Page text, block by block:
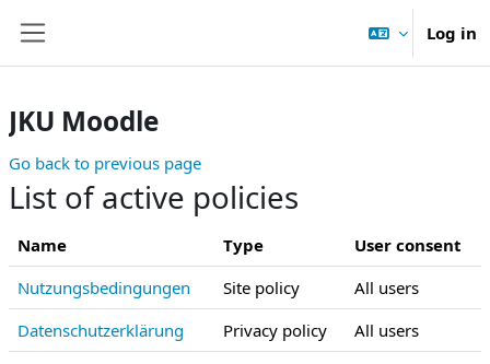
Log in
JKU Moodle
Go back to previous page
List of active policies
Name Type
User consent
Nutzungsbedingungen
Site policy
All users
Datenschutzerklärung
Privacy policy All users